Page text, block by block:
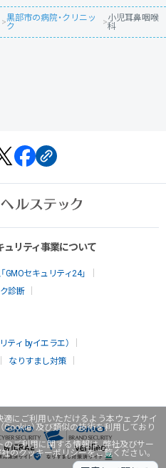
適にご利用いただけるよう本ウェブサイ
Cookie）及び類似の技術を利用しており
ご利用に関する情報は、弊社及びサー
のクッキーポリシーをご覧ください。
>黒部市の病院・クリニッ
ク
>小児耳鼻咽喉
科
ュリティ事業について
セキュリティ24」
診断
ティ byイエラエ）
なりすまし対策